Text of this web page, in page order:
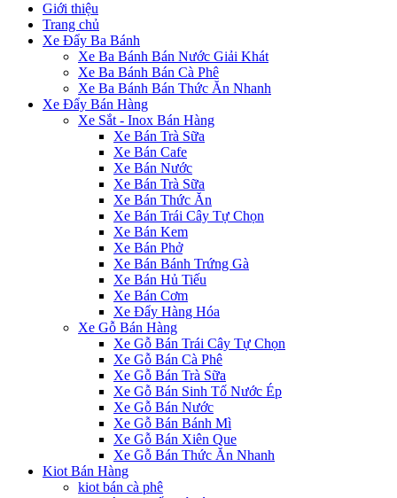
Giới thiệu
Trang chủ
Xe Đẩy Ba Bánh
Xe Ba Bánh Bán Nước Giải Khát
Xe Ba Bánh Bán Cà Phê
Xe Ba Bánh Bán Thức Ăn Nhanh
Xe Đẩy Bán Hàng
Xe Sắt - Inox Bán Hàng
Xe Bán Trà Sữa
Xe Bán Cafe
Xe Bán Nước
Xe Bán Trà Sữa
Xe Bán Thức Ăn
Xe Bán Trái Cây Tự Chọn
Xe Bán Kem
Xe Bán Phở
Xe Bán Bánh Trứng Gà
Xe Bán Hủ Tiếu
Xe Bán Cơm
Xe Đẩy Hàng Hóa
Xe Gỗ Bán Hàng
Xe Gỗ Bán Trái Cây Tự Chọn
Xe Gỗ Bán Cà Phê
Xe Gỗ Bán Trà Sữa
Xe Gỗ Bán Sinh Tố Nước Ép
Xe Gỗ Bán Nước
Xe Gỗ Bán Bánh Mì
Xe Gỗ Bán Xiên Que
Xe Gỗ Bán Thức Ăn Nhanh
Kiot Bán Hàng
kiot bán cà phê